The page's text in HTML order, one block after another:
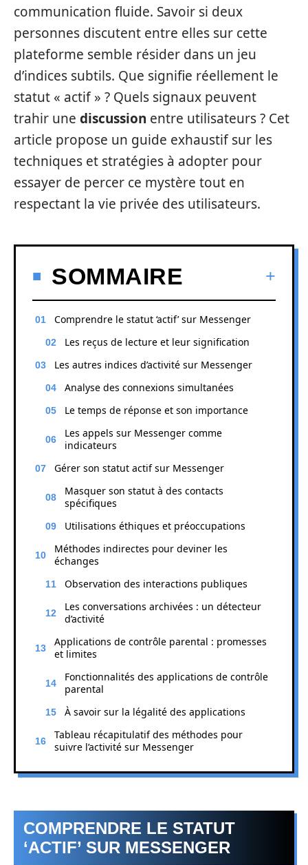
communication fluide. Savoir si deux
personnes discutent entre elles sur cette
plateforme semble résider dans un jeu
d’indices subtils. Que signifie réellement le
statut « actif » ? Quels signaux peuvent
trahir une discussion entre utilisateurs ? Cet
article propose un guide exhaustif sur les
techniques et stratégies à adopter pour
essayer de percer ce mystère tout en
respectant la vie privée des utilisateurs.
SOMMAIRE
Comprendre le statut ‘actif’ sur Messenger
Les reçus de lecture et leur signification
Les autres indices d’activité sur Messenger
Analyse des connexions simultanées
Le temps de réponse et son importance
Les appels sur Messenger comme
indicateurs
Gérer son statut actif sur Messenger
Masquer son statut à des contacts
spécifiques
Utilisations éthiques et préoccupations
Méthodes indirectes pour deviner les
échanges
Observation des interactions publiques
Les conversations archivées : un détecteur
d’activité
Applications de contrôle parental : promesses
et limites
Fonctionnalités des applications de contrôle
parental
À savoir sur la légalité des applications
Tableau récapitulatif des méthodes pour
suivre l’activité sur Messenger
COMPRENDRE LE STATUT
‘ACTIF’ SUR MESSENGER